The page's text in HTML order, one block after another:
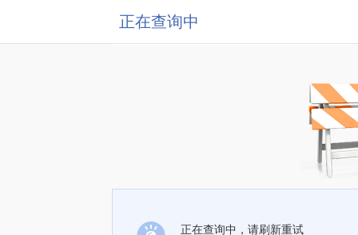
正在查询中
正在查询中，请刷新重试